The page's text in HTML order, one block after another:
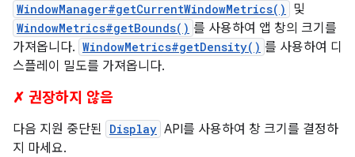
WindowManager#getCurrentWindowMetrics() 및
WindowMetrics#getBounds() 를 사용하여 앱 창의 크기를
가져옵니다. WindowMetrics#getDensity() 를 사용하여 디
스플레이 밀도를 가져옵니다.
✗ 권장하지 않음
다음 지원 중단된 Display API를 사용하여 창 크기를 결정하
지 마세요.